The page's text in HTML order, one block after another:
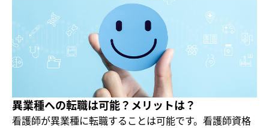
異業種への転職は可能？メリットは？
看護師が異業種に転職することは可能です。看護師資格